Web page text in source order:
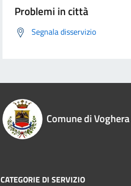
Problemi in città
Segnala disservizio
Comune di Voghera
CATEGORIE DI SERVIZIO